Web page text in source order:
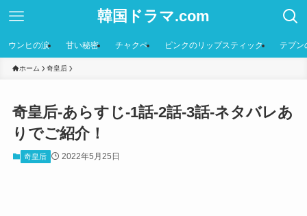
韓国ドラマ.com
ウンヒの涙 甘い秘密 チャクペ ピンクのリップスティック テプン
ホーム 奇皇后
奇皇后-あらすじ-1話-2話-3話-ネタバレあ
りでご紹介！
奇皇后 2022年5月25日